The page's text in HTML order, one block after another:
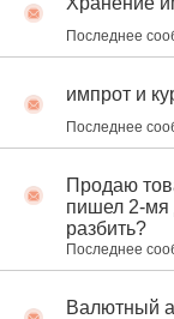
Последнее
импрот и
Последнее
Продаю
пишел 2-мя
разбить?
Последнее
Валютный